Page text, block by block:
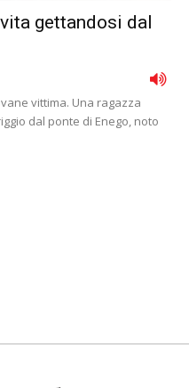
gettandosi dal
vittima. Una ragazza
dal ponte di Enego, noto